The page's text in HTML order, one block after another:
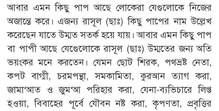
আবার এমন কিছু পাপ আছে লোকেরা যেগুলোকে নিজের
অজান্তে করে। এজন্য রাসূল (ছাঃ) কিছু পাপের নাম উল্লেখ
করেছেন যাতে উম্মত সতর্ক হয়ে যায়। আবার এমন কিছু পাপ
বা পাপী আছে যেগুেলোকে রাসূল (ছাঃ) উম্মতের জন্য অতি
ভয়ংকর মনে করতেন। যেমন ছোট শিরক, পথভ্রষ্ট নেতা,
কপট বাগ্মী, চরমপন্থা, সমকামিতা, কুরআন ত্যাগ করা,
জামা‘আত ও জুম‘আ পরিহার করা, যেনা-ব্যভিচারে লিপ্ত
হওয়া, বিবাহের পূর্বে যৌবন নষ্ট করা, কৃপণতা, প্রবৃত্তির